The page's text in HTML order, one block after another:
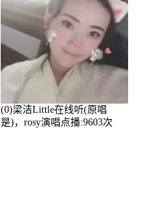
(0)梁洁Little在线听(原唱
是)，rosy演唱点播:9603次